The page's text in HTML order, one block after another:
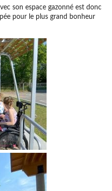
son espace gazonné est donc
pour le plus grand bonheur